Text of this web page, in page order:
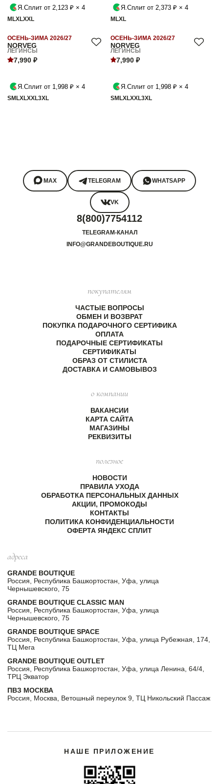
Я.Сплит от 2,123 ₽ × 4
M LXLXXL
Я.Сплит от 2,373 ₽ × 4
M LXL
NORVEG
ОСЕНЬ-ЗИМА 2026/27
ЛЕГИНСЫ
7,990 ₽
Я.Сплит от 1,998 ₽ × 4
SM LXLXXL3XL
NORVEG
ОСЕНЬ-ЗИМА 2026/27
ЛЕГИНСЫ
7,990 ₽
Я.Сплит от 1,998 ₽ × 4
SM LXLXXL3XL
MAX TELEGRAM WHATSAPP
VK
8(800)7754112
TELEGRAM-КАНАЛ
INFO@GRANDEBOUTIQUE.RU
покупателям
ЧАСТЫЕ ВОПРОСЫ
ОБМЕН И ВОЗВРАТ
ПОКУПКА ПОДАРОЧНОГО СЕРТИФИКА
ОПЛАТА
ПОДАРОЧНЫЕ СЕРТИФИКАТЫ
СЕРТИФИКАТЫ
ОБРАЗ ОТ СТИЛИСТА
ДОСТАВКА И САМОВЫВОЗ
о компании
ВАКАНСИИ
КАРТА САЙТА
МАГАЗИНЫ
РЕКВИЗИТЫ
полезное
НОВОСТИ
ПРАВИЛА УХОДА
ОБРАБОТКА ПЕРСОНАЛЬНЫХ ДАННЫХ
АКЦИИ, ПРОМОКОДЫ
КОНТАКТЫ
ПОЛИТИКА КОНФИДЕНЦИАЛЬНОСТИ
ОФЕРТА ЯНДЕКС СПЛИТ
адреса
GRANDE BOUTIQUE
Россия, Республика Башкортостан, Уфа, улица
Чернышевского, 75
GRANDE BOUTIQUE CLASSIC MAN
Россия, Республика Башкортостан, Уфа, улица
Чернышевского, 75
GRANDE BOUTIQUE SPACE
Россия, Республика Башкортостан, Уфа, улица Рубежная, 174,
ТЦ Мега
GRANDE BOUTIQUE OUTLET
Россия, Республика Башкортостан, Уфа, улица Ленина, 64/4,
ТРЦ Экватор
ПВЗ МОСКВА
Россия, Москва, Ветошный переулок 9, ТЦ Никольский Пассаж
НАШЕ ПРИЛОЖЕНИЕ